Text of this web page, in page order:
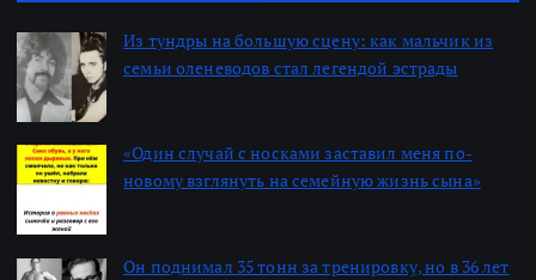
Из тундры на большую сцену: как мальчик из
семьи оленеводов стал легендой эстрады
«Один случай с носками заставил меня по-
новому взглянуть на семейную жизнь сына»
Он поднимал 35 тонн за тренировку, но в 36 лет